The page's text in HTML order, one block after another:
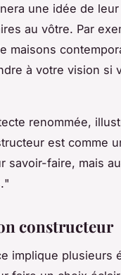
une idée de
au vôtre. Par
maisons
à votre vision si
renommée,
est comme
savoir-faire, mais
"
constructeur
implique plusieurs